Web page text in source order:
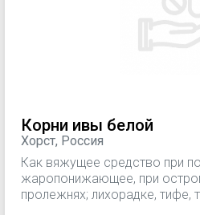
Корни ивы белой
Хорст, Россия
Как вяжущее средство при
жаропонижающее, при
пролежнях; лихорадке, тифе,